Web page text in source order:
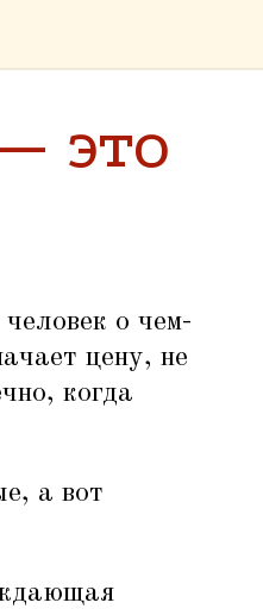
это
о чем-
цену, не
когда
а вот